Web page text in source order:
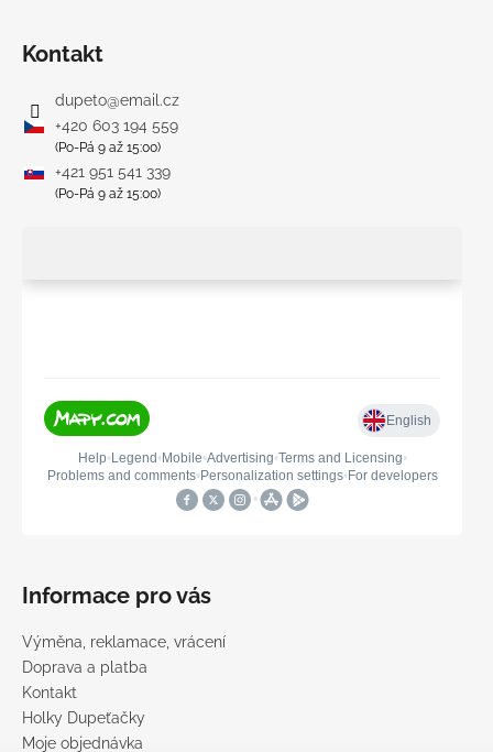
Kontakt
dupeto@email.cz
+420 603 194 559
(Po-Pá 9 až 15:00)
+421 951 541 339
(Po-Pá 9 až 15:00)
Informace pro vás
Výměna, reklamace, vrácení
Doprava a platba
Kontakt
Holky Dupeťačky
Moje objednávka